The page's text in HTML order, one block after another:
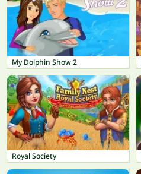
My Dolphin Show 2
Royal Society